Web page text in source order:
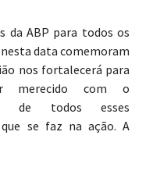
da ABP para todos os
data comemoram
nos fortalecerá para
merecido com o
de todos esses
se faz na ação. A